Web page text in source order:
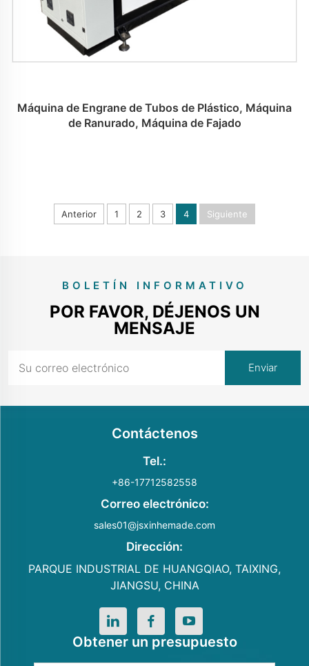
Máquina de Engrane de Tubos de Plástico, Máquina
de Ranurado, Máquina de Fajado
Anterior 1 2 3 4 Siguiente
BOLETÍN INFORMATIVO
POR FAVOR, DÉJENOS UN
MENSAJE
Contáctenos
Tel.:
+86-17712582558
Correo electrónico:
sales01@jsxinhemade.com
Dirección:
PARQUE INDUSTRIAL DE HUANGQIAO, TAIXING,
JIANGSU, CHINA
Obtener un presupuesto